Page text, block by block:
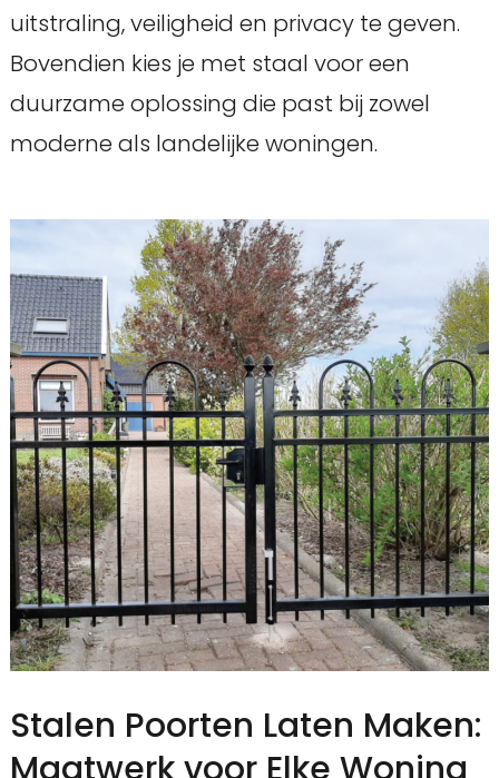
uitstraling, veiligheid en privacy te geven.
Bovendien kies je met staal voor een
duurzame oplossing die past bij zowel
moderne als landelijke woningen.
Stalen Poorten Laten Maken: